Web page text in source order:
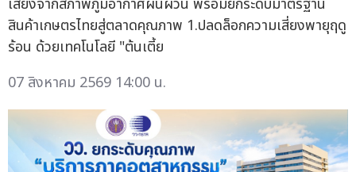
เสี่ยงจากสภาพภูมิอากาศผันผวน พร้อมยกระดับมาตรฐาน
สินค้าเกษตรไทยสู่ตลาดคุณภาพ 1.ปลดล็อกความเสี่ยงพายุฤดู
ร้อน ด้วยเทคโนโลยี "ต้นเตี้ย
07 สิงหาคม 2569 14:00 น.